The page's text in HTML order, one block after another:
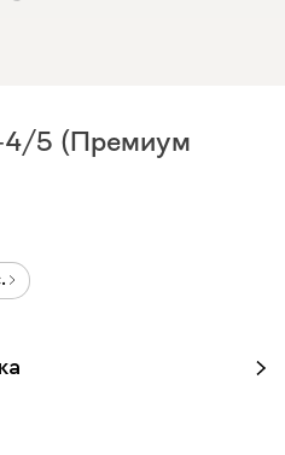
4/5 (Премиум